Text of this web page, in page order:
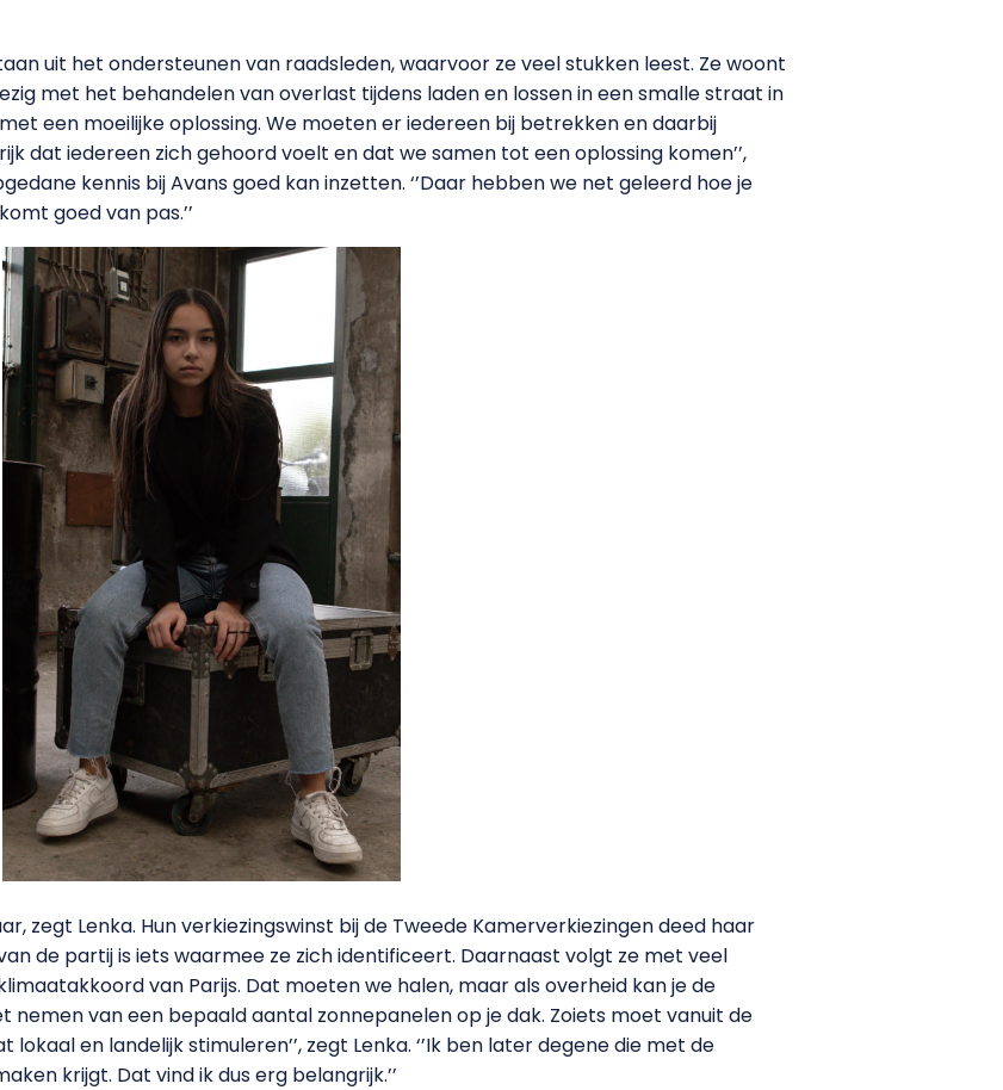
uit het ondersteunen van raadsleden, waarvoor ze veel stukken leest. Ze woont
met het behandelen van overlast tijdens laden en lossen in een smalle straat in
een moeilijke oplossing. We moeten er iedereen bij betrekken en daarbij
dat iedereen zich gehoord voelt en dat we samen tot een oplossing komen’’,
kennis bij Avans goed kan inzetten. ‘’Daar hebben we net geleerd hoe je
goed van pas.’’
zegt Lenka. Hun verkiezingswinst bij de Tweede Kamerverkiezingen deed haar
de partij is iets waarmee ze zich identificeert. Daarnaast volgt ze met veel
van Parijs. Dat moeten we halen, maar als overheid kan je de
van een bepaald aantal zonnepanelen op je dak. Zoiets moet vanuit de
en landelijk stimuleren’’, zegt Lenka. ‘’Ik ben later degene die met de
krijgt. Dat vind ik dus erg belangrijk.’’